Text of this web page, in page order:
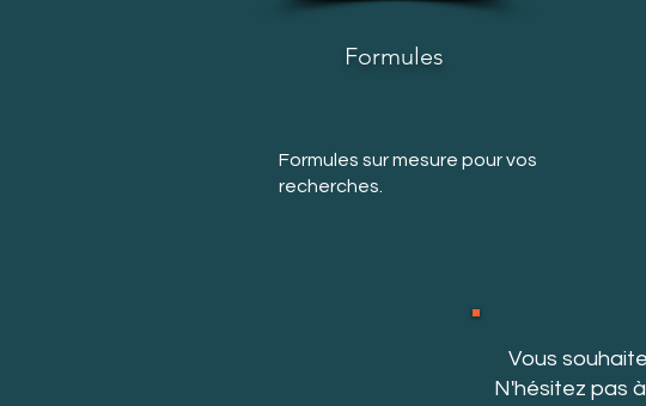
Formules
Formules sur mesure pour vos
recherches.
Vous
N'hésitez pas